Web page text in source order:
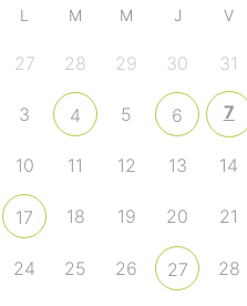
L M M J V
27 28 29 30 31
3 4 5 6 7
10 11 12 13 14
17 18 19 20 21
24 25 26 27 28